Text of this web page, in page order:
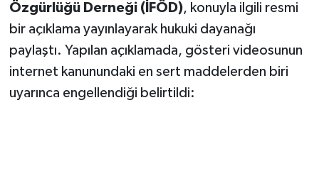
Özgürlüğü Derneği (İFÖD), konuyla ilgili resmi
bir açıklama yayınlayarak hukuki dayanağı
paylaştı. Yapılan açıklamada, gösteri videosunun
internet kanunundaki en sert maddelerden biri
uyarınca engellendiği belirtildi: